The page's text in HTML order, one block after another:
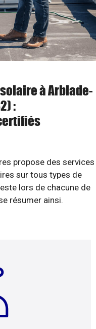
à Arblade-
:
propose des services
sur tous types de
lors de chacune de
résumer ainsi.